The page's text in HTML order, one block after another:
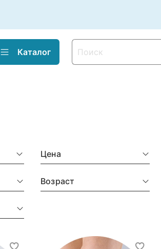
Каталог
Цена
Возраст